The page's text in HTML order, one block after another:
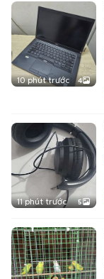
10 phút trước 4
11 phút trước 5